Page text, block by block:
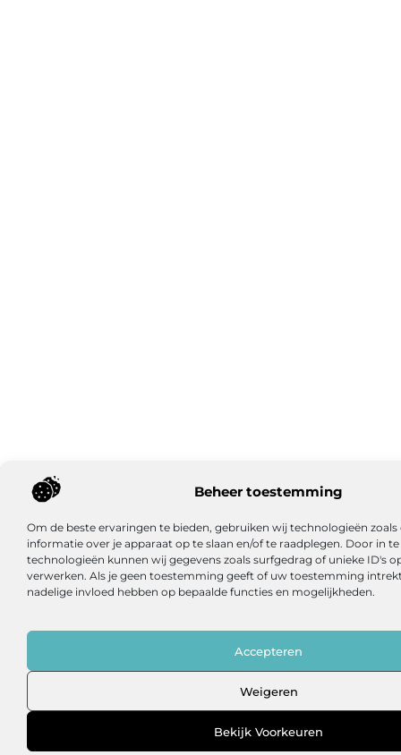
Beheer toestemming
Om de beste ervaringen te bieden, gebruiken wij technologieën
informatie over je apparaat op te slaan en/of te raadplegen. Door in
technologieën kunnen wij gegevens zoals surfgedrag of unieke ID's
verwerken. Als je geen toestemming geeft of uw toestemming
nadelige invloed hebben op bepaalde functies en mogelijkheden.
Accepteren
Weigeren
Bekijk Voorkeuren